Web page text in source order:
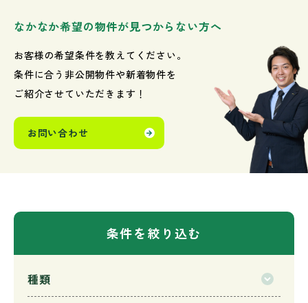
なかなか希望の物件が見つからない方へ
お客様の希望条件を教えてください。
条件に合う非公開物件や新着物件を
ご紹介させていただきます！
お問い合わせ
条件を絞り込む
種類